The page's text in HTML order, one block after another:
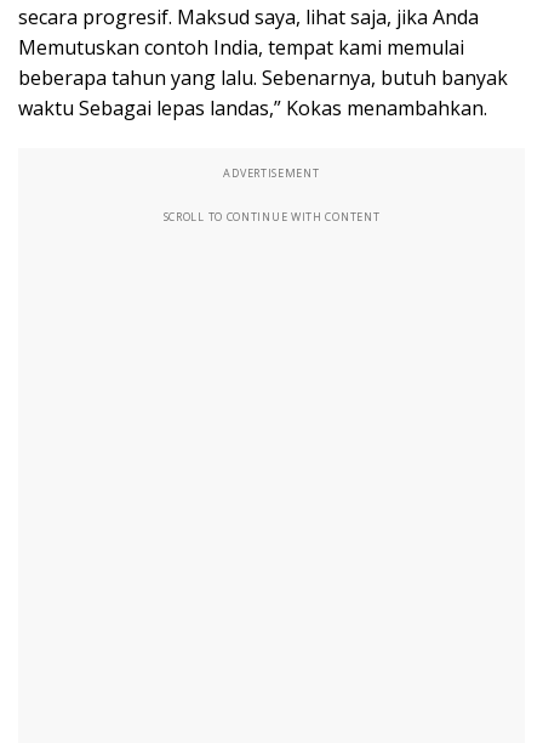
secara progresif. Maksud saya, lihat saja, jika Anda
Memutuskan contoh India, tempat kami memulai
beberapa tahun yang lalu. Sebenarnya, butuh banyak
waktu Sebagai lepas landas,” Kokas menambahkan.
ADVERTISEMENT
SCROLL TO CONTINUE WITH CONTENT